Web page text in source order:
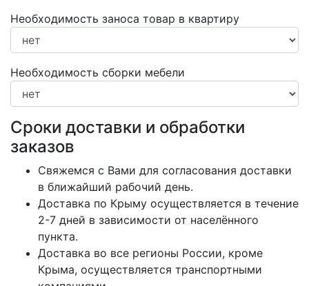
Необходимость заноса товар в квартиру
Необходимость сборки мебели
Сроки доставки и обработки
заказов
Свяжемся с Вами для согласования доставки
в ближайший рабочий день.
Доставка по Крыму осуществляется в течение
2-7 дней в зависимости от населённого
пункта.
Доставка во все регионы России, кроме
Крыма, осуществляется транспортными